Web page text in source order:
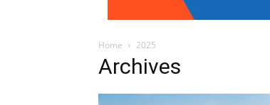
Home 2025
Archives